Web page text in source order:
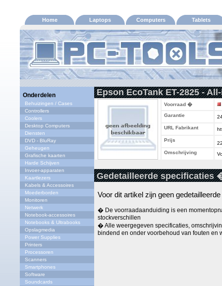
Home Laptops Computers Tablets
Onderdelen
Behuizingen / Cases
Controllers
Coolers
Desktop Computers
Diensten
DVD - BluRay
Geheugen
Grafische kaarten
Harde Schijven
Invoer-apparaten
Kaartlezers
Kabels & Accessoires
Moederborden
Monitoren
Netwerk
Notebook-accessoires
Notebooks & Ultrabooks
Opslagmedia
Power Supplies
Printers
Processoren
Scanners
Smartphones
Software
Soundcards
Epson EcoTank ET-2825 -
Voorraad �
Garantie
URL Fabrikant
Prijs
Omschrijving
Gedetailleerde specificaties
Voor dit artikel zijn geen
� De voorraadaanduiding is een
stockverschillen
� Alle weergegeven specificaties,
bindend en onder voorbehoud van fouten en